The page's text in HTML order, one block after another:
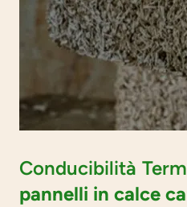
Conducibilità
pannelli in calce